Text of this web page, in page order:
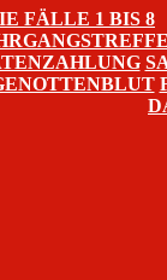
FÄLLE 1 BIS 8